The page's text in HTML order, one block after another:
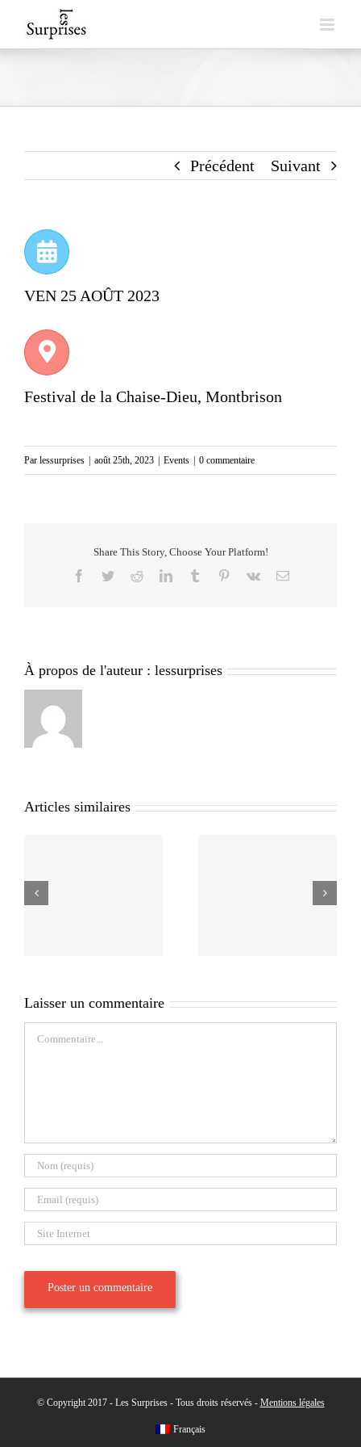
to
Précédent Suivant
VEN 25 AOÛT 2023
Festival de la Chaise-Dieu, Montbrison
Par lessurprises | août 25th, 2023 | Events | 0 commentaire
Share This Story, Choose Your Platform!
Facebook
TwitterRedditLinkedInTumblr Pinterest
Vk Email
À propos de l'auteur : lessurprises
Articles similaires
Laisser un commentaire
Commentaire
© Copyright 2017 - Les Surprises - Tous droits réservés - Mentions légales
Français